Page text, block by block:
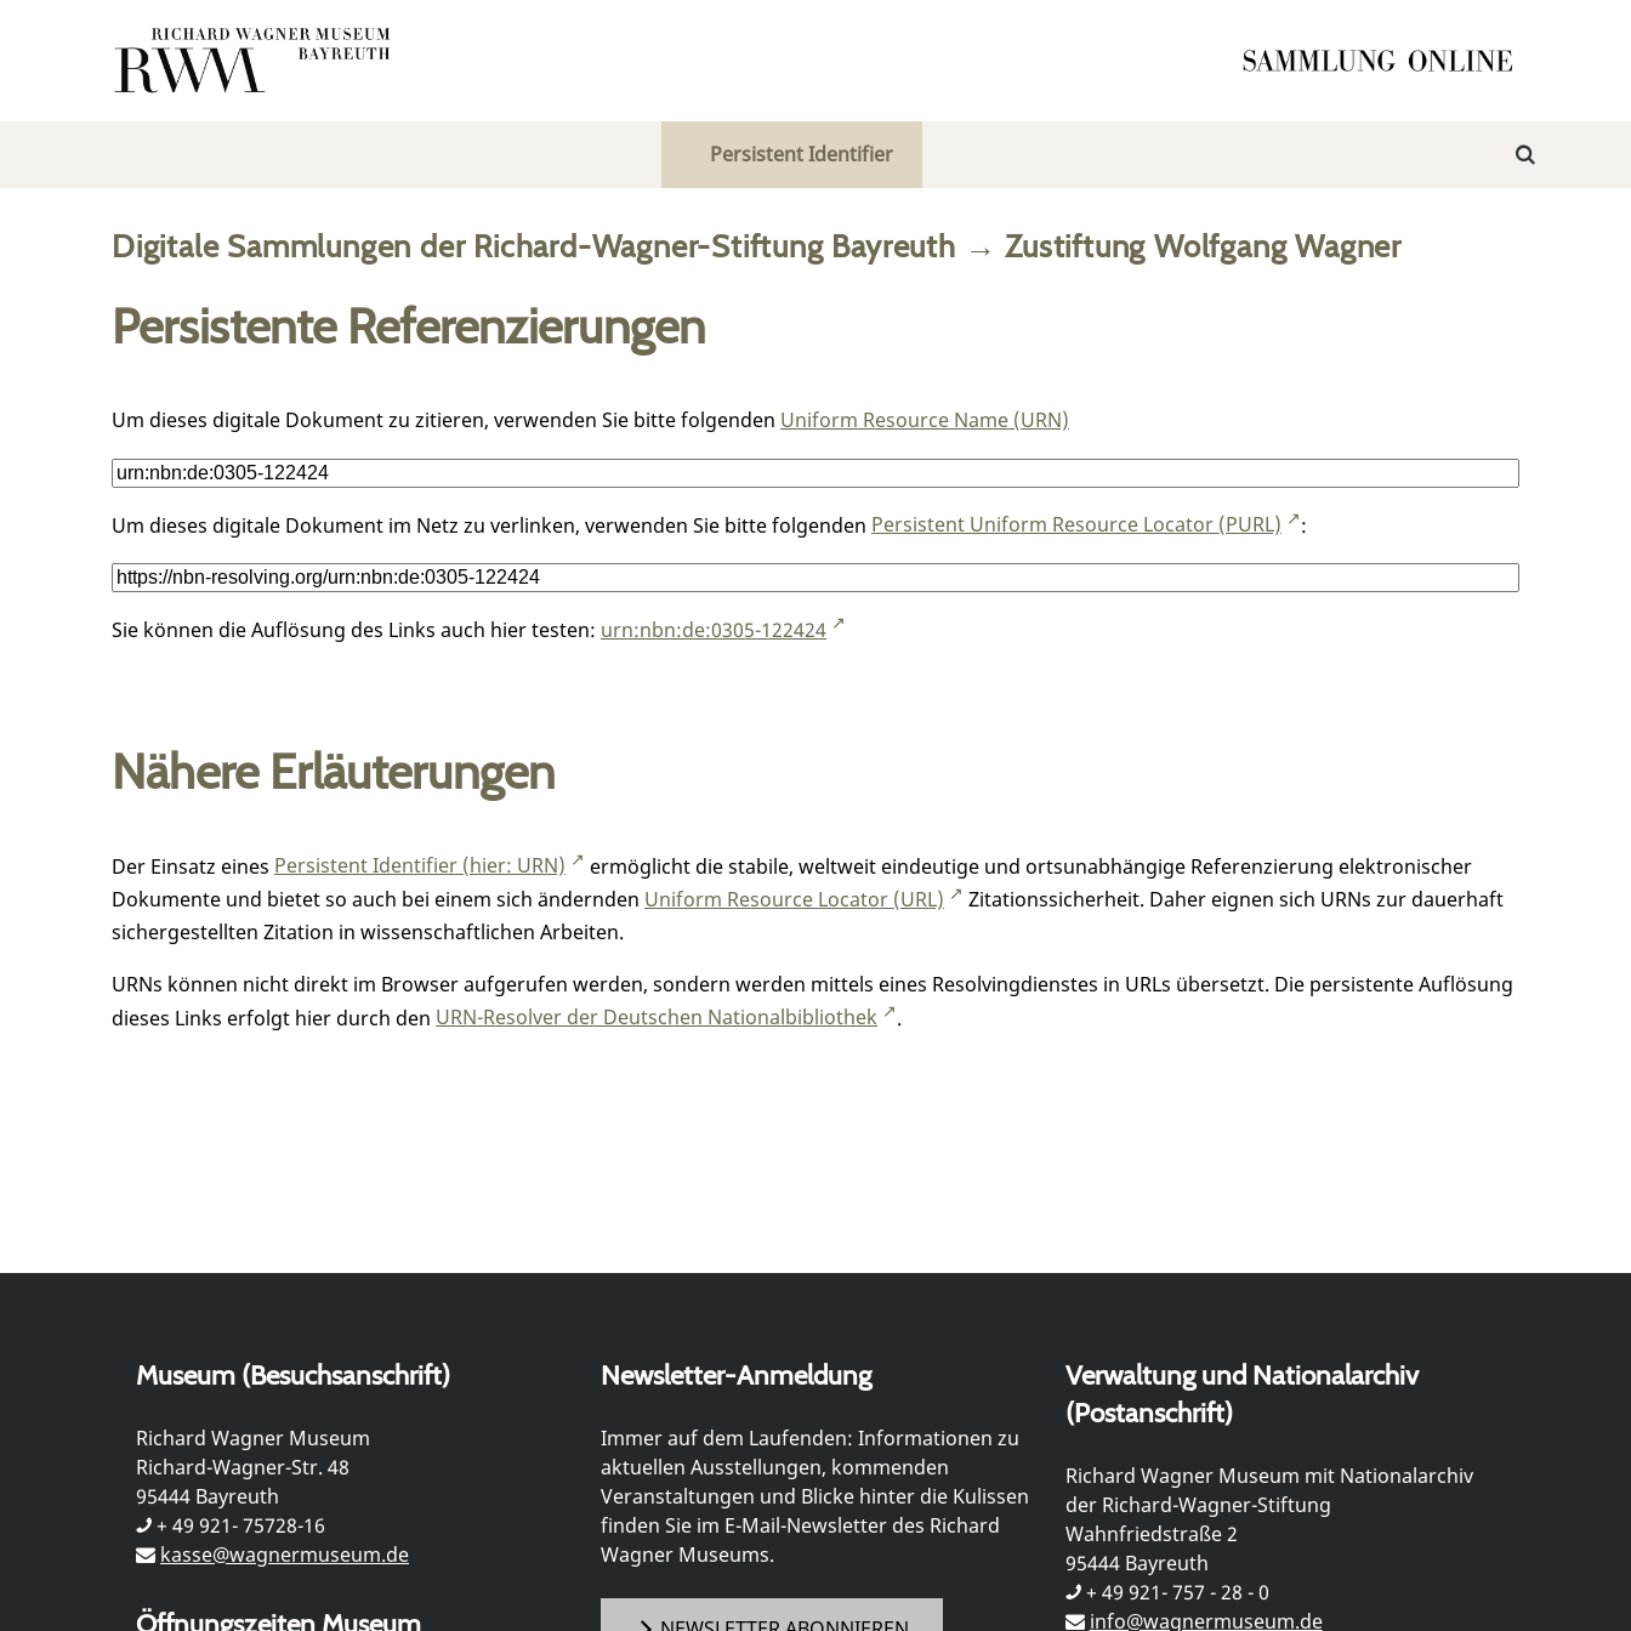
Persistent Identifier
Digitale Sammlungen der Richard-Wagner-Stiftung Bayreuth →Zustiftung Wolfgang Wagner
Persistente Referenzierungen
Um dieses digitale Dokument zu zitieren, verwenden Sie bitte folgenden Uniform Resource Name (URN)
Um dieses digitale Dokument im Netz zu verlinken, verwenden Sie bitte folgenden Persistent Uniform Resource Locator (PURL) :
Sie können die Auflösung des Links auch hier testen: urn:nbn:de:0305-122424
Nähere Erläuterungen
Der Einsatz eines Persistent Identifier (hier: URN)
ermöglicht die stabile, weltweit eindeutige und ortsunabhängige Referenzierung elektronischer
Dokumente und bietet so auch bei einem sich ändernden Uniform Resource Locator (URL)
Zitationssicherheit. Daher eignen sich URNs zur dauerhaft
sichergestellten Zitation in wissenschaftlichen Arbeiten.
URNs können nicht direkt im Browser aufgerufen werden, sondern werden mittels eines Resolvingdienstes in URLs übersetzt. Die persistente Auflösung
dieses Links erfolgt hier durch den URN-Resolver der Deutschen Nationalbibliothek .
Museum (Besuchsanschrift)
Richard Wagner Museum
Richard-Wagner-Str. 48
95444 Bayreuth
+ 49 921- 75728-16
kasse@wagnermuseum.de
Öffnungszeiten Museum
Newsletter-Anmeldung
Immer auf dem Laufenden: Informationen zu
aktuellen Ausstellungen, kommenden
Veranstaltungen und Blicke hinter die Kulissen
finden Sie im E-Mail-Newsletter des Richard
Wagner Museums.
Verwaltung und Nationalarchiv
(Postanschrift)
Richard Wagner Museum mit Nationalarchiv
der Richard-Wagner-Stiftung
Wahnfriedstraße 2
95444 Bayreuth
+ 49 921- 757 - 28 - 0
info@wagnermuseum.de